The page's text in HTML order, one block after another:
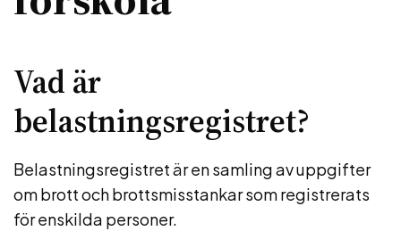
Vad är
belastningsregistret?
Belastningsregistret är en samling av uppgifter
om brott och brottsmisstankar som registrerats
för enskilda personer.